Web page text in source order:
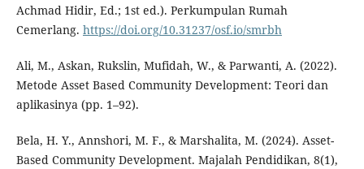
Achmad Hidir, Ed.; 1st ed.). Perkumpulan Rumah
Cemerlang. https://doi.org/10.31237/osf.io/smrbh
Ali, M., Askan, Rukslin, Mufidah, W., & Parwanti, A. (2022).
Metode Asset Based Community Development: Teori dan
aplikasinya (pp. 1–92).
Bela, H. Y., Annshori, M. F., & Marshalita, M. (2024). Asset-
Based Community Development. Majalah Pendidikan, 8(1),